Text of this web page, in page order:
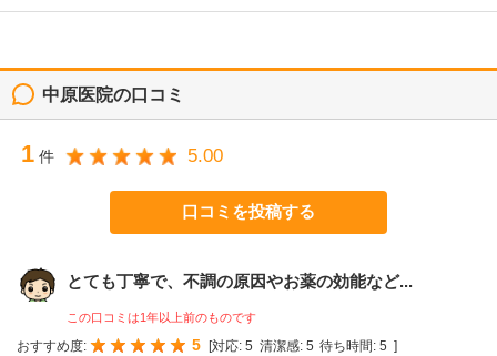
中原医院の口コミ
1 件 5.00
口コミを投稿する
とても丁寧で、不調の原因やお薬の効能など...
この口コミは1年以上前のものです
おすすめ度: 5 [対応: 5 清潔感: 5 待ち時間: 5 ]